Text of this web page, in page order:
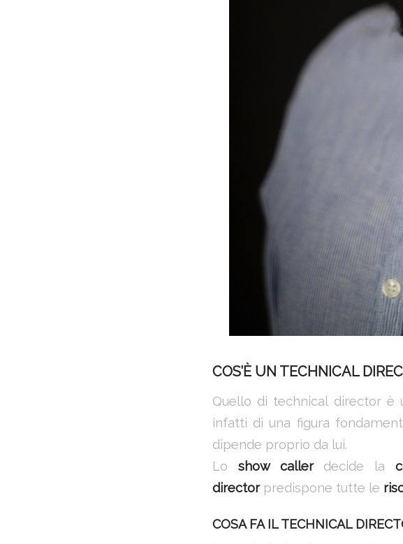
COS’È UN TECHNICAL
Quello di technical director è
infatti di una figura
dipende proprio da lui.
Lo show callerdecide la
director predispone tutte le
COSA FA IL TECHNICAL